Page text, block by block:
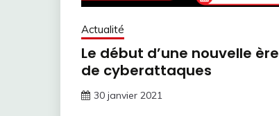
Actualité
Le début d’une nouvelle ère
de cyberattaques
30 janvier 2021